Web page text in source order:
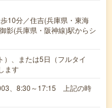
10分／住吉(兵庫県・東海
影(兵庫県・阪神線)駅からシ
）、または5日（フルタイ
ます
、8:30～17:15 上記の時